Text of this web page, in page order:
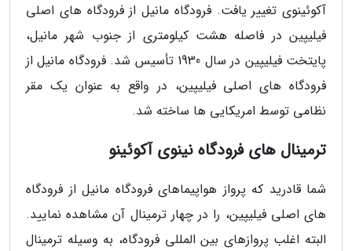
آکوئینوی تغییر یافت. فرودگاه مانیل از فرودگاه های اصلی
فیلیپین در فاصله هشت کیلومتری از جنوب شهر مانیل،
پایتخت فیلیپین در سال 1930 تأسیس شد. فرودگاه مانیل از
فرودگاه های اصلی فیلیپین، در واقع به عنوان یک مقر
نظامی توسط امریکایی ها ساخته شد.
ترمینال های فرودگاه نینوی آکوئینو
شما قادرید که پرواز هواپیماهای فرودگاه مانیل از فرودگاه
های اصلی فیلیپین، را در چهار ترمینال آن مشاهده نمایید.
البته اغلب پروازهای بین المللی فرودگاه، به وسیله ترمینال